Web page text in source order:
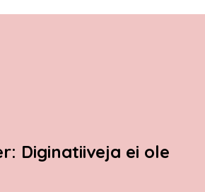
Diginatiiveja ei ole